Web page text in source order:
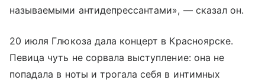
называемыми антидепрессантами», — сказал он.
20 июля Глюкоза дала концерт в Красноярске.
Певица чуть не сорвала выступление: она не
попадала в ноты и трогала себя в интимных